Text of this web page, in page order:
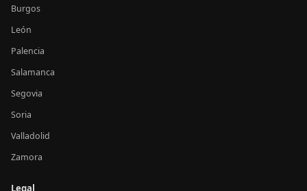
Burgos
León
Palencia
Salamanca
Segovia
Soria
Valladolid
Zamora